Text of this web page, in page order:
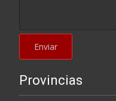
Provincias